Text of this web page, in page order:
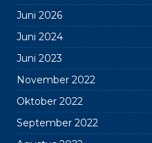
Juni 2026
Juni 2024
Juni 2023
November 2022
Oktober 2022
September 2022